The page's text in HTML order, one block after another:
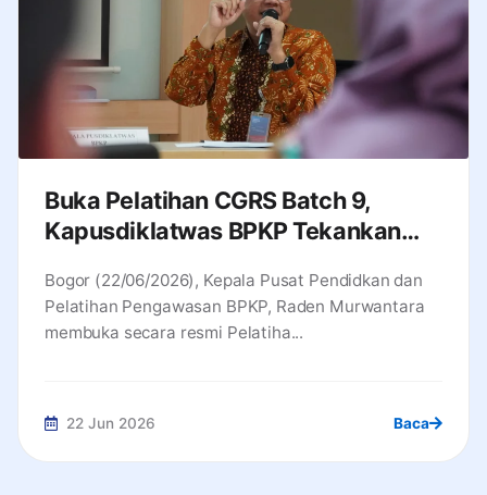
Buka Pelatihan CGRS Batch 9,
Kapusdiklatwas BPKP Tekankan
Pembangunan Nasional
Bogor (22/06/2026), Kepala Pusat Pendidkan dan
Pelatihan Pengawasan BPKP, Raden Murwantara
membuka secara resmi Pelatiha...
22 Jun 2026 Baca